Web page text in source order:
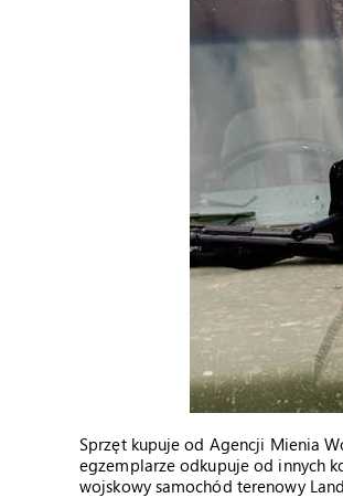
Sprzęt kupuje od Agencji Mienia
egzemplarze odkupuje od innych
wojskowy samochód terenowy